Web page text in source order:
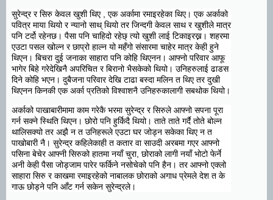
सुरेन्द्र र सिरु केवल खुशी थिए , एक अर्कामा रमाइरहेका थिए। एक अर्काको
पवित्र माया थियो र न्यानो साथ् थियो तर जिन्दगी केवल साथ र खुशीले मात्र
पनि टर्दो रहेनछ। पैसा पनि चाहिदो रहेछ् त्यो खुशी लाई टिकाइरख्न। शहरमा
एउटा पसल खोल्न र छाप्रो हाल्न यो महँगो संसारमा चाहेर मात्र केही हुने
थिएन। बिचरा दुई जनाका साहारा पनि कोहि थिएनन। आफ्नो परिवार आफू
भागेर बिहे गरेदेखिनै अपरिचित र बिरानो भैसकेको थियो। उनिहरुलाई ढाडस
दिने कोहि भएन। दुबैजना परिवार देखि टाढा बस्दा मलिन त थिए तर दुखी
थिएनन किनकी एक अर्का प्रतिको विश्वाशनै उनिहरुकालागी सबथोक थियो।
अर्काको पाखाबारीमामा काम गरेकै भरमा सुरेन्द्र र सिरुले आफ्नो सपना पूरा
गर्न सक्ने स्थिति थिएन। छोरो पनि हुर्किदै थियो। ताते ताते गर्दै तोते बोल्न
थालिसक्यो तर अझै न त उनिहरूले एउटा घर जोड्न सकेका थिए न त
पाखोबारी नै। सुरेन्द्र कहिलेकाही त कतार वा साउदी अरबमा गएर आफ्नो
पसिना बेचेर आफ्नी सिरुको हातमा नयाँ चुरा, छोराको लागी नयाँ भोटो फेर्ने
अनी केही पैसा जोड्जाम पारेर फर्किने नसोचेको पनि हैन। तर आफ्नो एक्लो
साहारा सिरु र काखमा रमाइरहेको नाबालक छोराको अगाध प्रेमले देश त के
गाऊ छोड्ने पनि आँट गर्न सकेन सुरेन्द्रले।